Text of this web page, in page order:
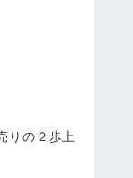
りの２歩上